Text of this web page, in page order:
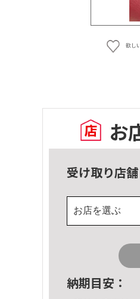
欲し
お
受け取り店舗
お店を選ぶ
納期目安：